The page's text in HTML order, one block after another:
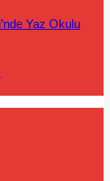
Yaz Okulu